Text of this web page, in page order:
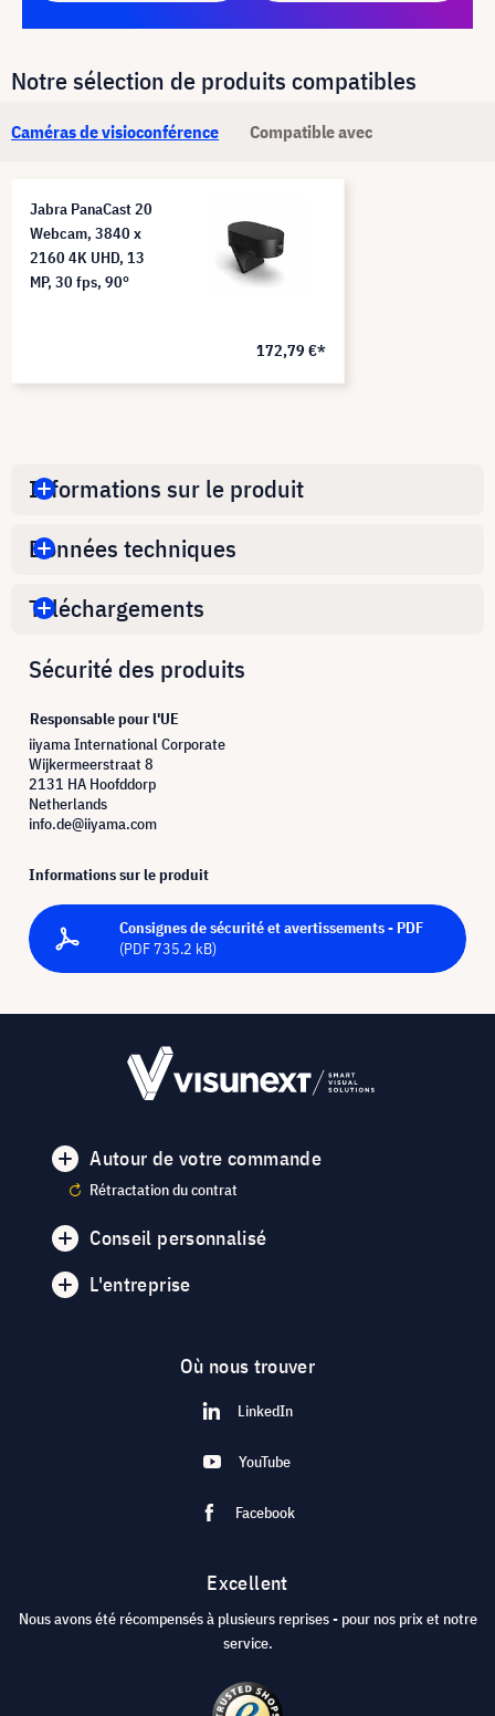
Notre sélection de produits compatibles
Caméras de visioconférence Compatible avec
Jabra PanaCast 20
Webcam, 3840 x
2160 4K UHD, 13
MP, 30 fps, 90°
172,79 €*
Informations sur le produit
Données techniques
Téléchargements
Sécurité des produits
Responsable pour l'UE
iiyama International Corporate
Wijkermeerstraat 8
2131 HA Hoofddorp
Netherlands
info.de@iiyama.com
Informations sur le produit
Consignes de sécurité et avertissements - PDF
(PDF 735.2 kB)
Autour de votre commande
Rétractation du contrat
Conseil personnalisé
L'entreprise
Où nous trouver
LinkedIn
YouTube
Facebook
Excellent
Nous avons été récompensés à plusieurs reprises - pour nos prix et notre
service.